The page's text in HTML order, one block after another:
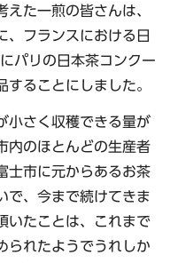
えた一煎の皆さんは、
、フランスにおける日
パリの日本茶コンクー
ることにしました。
小さく収穫できる量が
内のほとんどの生産者
士市に元からあるお茶
で、今まで続けてきま
いたことは、これまで
られたようでうれしか